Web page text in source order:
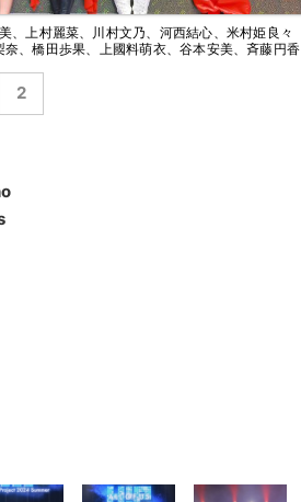
、上村麗菜、川村文乃、河西結心、米村姫良々
、橋田歩果、上國料萌衣、谷本安美、斉藤円香
2